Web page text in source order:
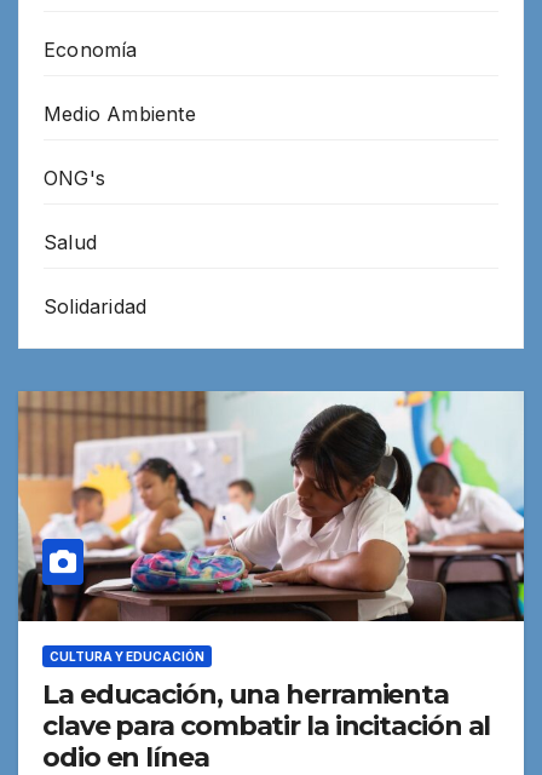
Economía
Medio Ambiente
ONG's
Salud
Solidaridad
CULTURA Y EDUCACIÓN
La educación, una herramienta
clave para combatir la incitación al
odio en línea